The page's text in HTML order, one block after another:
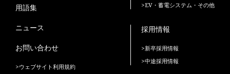
用語集
ニュース
お問い合わせ
>ウェブサイト利用規約
>EV・蓄電システム・その他
採用情報
>新卒採用情報
>中途採用情報